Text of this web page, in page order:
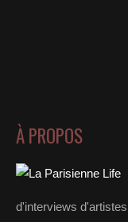
À PROPOS
d'interviews d'artistes